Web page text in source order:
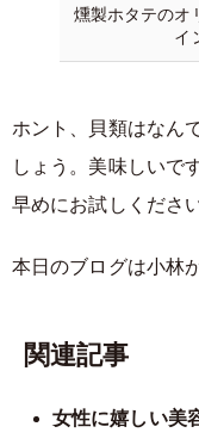
燻製ホタテのオ
イ
ホント、貝類はなん
しょう。美味しいで
早めにお試しくださ
本日のブログは小林
関連記事
女性に嬉しい美